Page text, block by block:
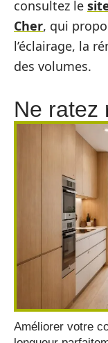
consultez le
Cher, qui
l’éclairage, la
des volumes.
Ne ratez
Améliorer votre